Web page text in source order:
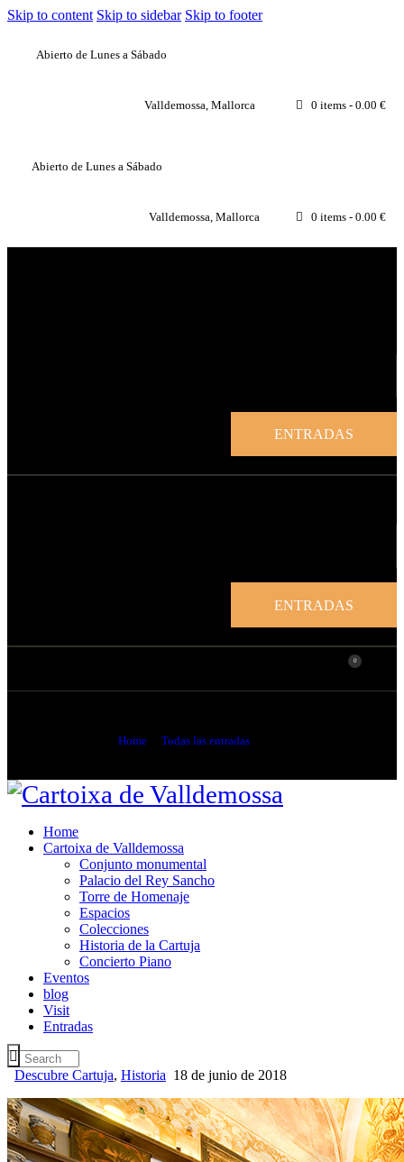
Skip to content Skip to sidebar Skip to footer
Abierto de Lunes a Sábado
Valldemossa, Mallorca 0 items - 0.00 €
Abierto de Lunes a Sábado
Valldemossa, Mallorca 0 items - 0.00 €
ENTRADAS
ENTRADAS
0
Home Todas las entradas
Home
Cartoixa de Valldemossa
Conjunto monumental
Palacio del Rey Sancho
Torre de Homenaje
Espacios
Colecciones
Historia de la Cartuja
Concierto Piano
Eventos
blog
Visit
Entradas
Descubre Cartuja, Historia 18 de junio de 2018